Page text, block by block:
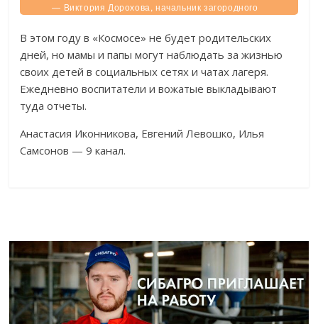
— Виктория Дорохова, начальник загородного
оздоровительного лагеря «Космос».
В этом году в «Космосе» не будет родительских
дней, но мамы и папы могут наблюдать за жизнью
своих детей в социальных сетях и чатах лагеря.
Ежедневно воспитатели и вожатые выкладывают
туда отчеты.
Анастасия Иконникова, Евгений Левошко, Илья
Самсонов — 9 канал.